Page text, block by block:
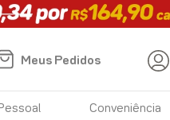
Meus Pedidos
Conveniência